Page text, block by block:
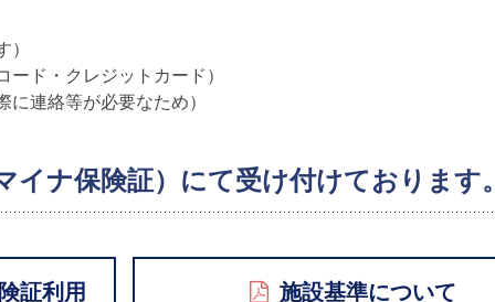
）
ド・クレジットカード）
連絡等が必要なため）
イナ保険証）にて受け付けております。
証利用 施設基準について